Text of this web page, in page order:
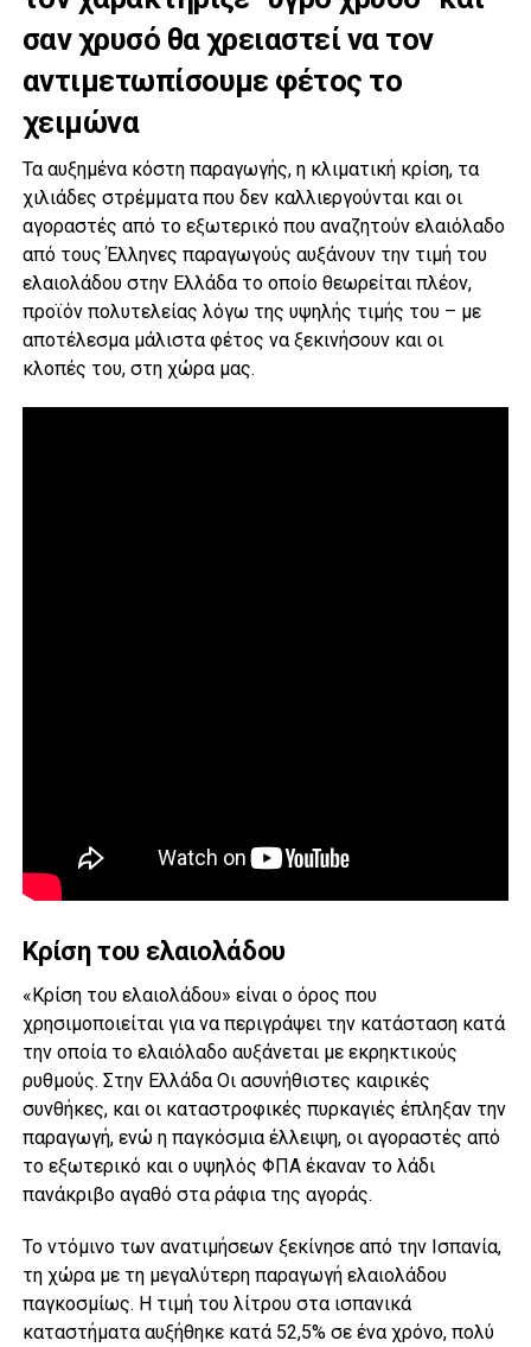
σαν χρυσό θα χρειαστεί να τον
αντιμετωπίσουμε φέτος το
χειμώνα
Τα αυξημένα κόστη παραγωγής, η κλιματική κρίση, τα
χιλιάδες στρέμματα που δεν καλλιεργούνται και οι
αγοραστές από το εξωτερικό που αναζητούν ελαιόλαδο
από τους Έλληνες παραγωγούς αυξάνουν την τιμή του
ελαιολάδου στην Ελλάδα το οποίο θεωρείται πλέον,
προϊόν πολυτελείας λόγω της υψηλής τιμής του – με
αποτέλεσμα μάλιστα φέτος να ξεκινήσουν και οι
κλοπές του, στη χώρα μας.
Κρίση του ελαιολάδου
«Κρίση του ελαιολάδου» είναι ο όρος που
χρησιμοποιείται για να περιγράψει την κατάσταση κατά
την οποία το ελαιόλαδο αυξάνεται με εκρηκτικούς
ρυθμούς. Στην Ελλάδα Οι ασυνήθιστες καιρικές
συνθήκες, και οι καταστροφικές πυρκαγιές έπληξαν την
παραγωγή, ενώ η παγκόσμια έλλειψη, οι αγοραστές από
το εξωτερικό και ο υψηλός ΦΠΑ έκαναν το λάδι
πανάκριβο αγαθό στα ράφια της αγοράς.
To ντόμινο των ανατιμήσεων ξεκίνησε από την Ισπανία,
τη χώρα με τη μεγαλύτερη παραγωγή ελαιολάδου
παγκοσμίως. Η τιμή του λίτρου στα ισπανικά
καταστήματα αυξήθηκε κατά 52,5% σε ένα χρόνο, πολύ